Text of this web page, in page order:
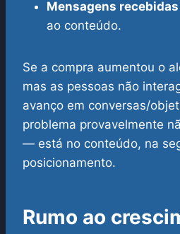
Mensagens recebidas
ao conteúdo.
Se a compra aumentou o
mas as pessoas não
avanço em conversas/
problema provavelmente
— está no conteúdo, na
posicionamento.
Rumo ao